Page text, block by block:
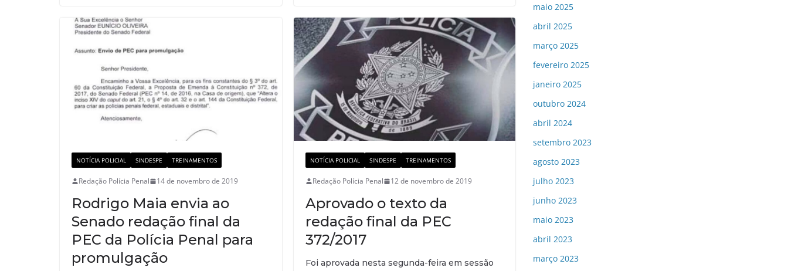
NOTÍCIA POLICIAL SINDESPE TREINAMENTOS
Redação Polícia Penal 14 de novembro de 2019
Rodrigo Maia envia ao
Senado redação final da
PEC da Polícia Penal para
promulgação
NOTÍCIA POLICIAL SINDESPE TREINAMENTOS
Redação Polícia Penal 12 de novembro de 2019
Aprovado o texto da
redação final da PEC
372/2017
Foi aprovada nesta segunda-feira em sessão
maio 2025
abril 2025
março 2025
fevereiro 2025
janeiro 2025
outubro 2024
abril 2024
setembro 2023
agosto 2023
julho 2023
junho 2023
maio 2023
abril 2023
março 2023